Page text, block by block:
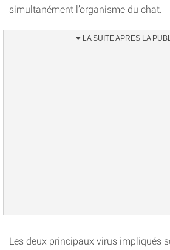
simultanément l’organisme du chat.
Les deux principaux virus impliqués